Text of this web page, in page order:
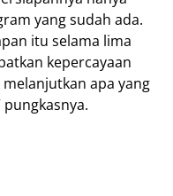
yang sudah ada.
itu selama lima
kepercayaan
apa yang
pungkasnya.